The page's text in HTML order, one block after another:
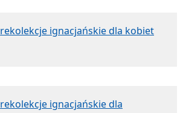
rekolekcje ignacjańskie dla kobiet
rekolekcje ignacjańskie dla